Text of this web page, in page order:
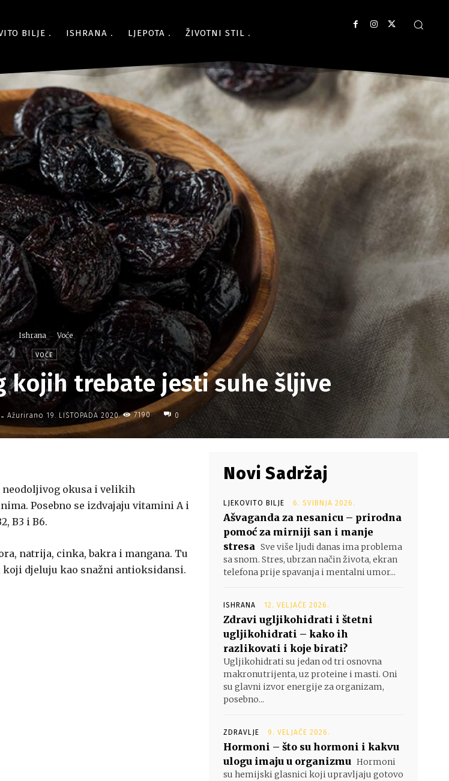
BILJE ISHRANA LJEPOTA ŽIVOTNI STIL
Ishrana Voće
VOĆE
kojih trebate jesti suhe šljive
- Ažurirano 19. LISTOPADA 2020. 7190 0
okusa i velikih
Posebno se izdvajaju vitamini A i
B3 i B6.
natrija, cinka, bakra i mangana. Tu
djeluju kao snažni antioksidansi.
Novi Sadržaj
LJEKOVITO BILJE 6. SVIBNJA 2026.
Ašvaganda za nesanicu – prirodna
pomoć za mirniji san i manje
stresa Sve više ljudi danas ima problema
sa snom. Stres, ubrzan način života, ekran
telefona prije spavanja i mentalni umor...
ISHRANA 12. VELJAČE 2026.
Zdravi ugljikohidrati i štetni
ugljikohidrati – kako ih
razlikovati i koje birati?
Ugljikohidrati su jedan od tri osnovna
makronutrijenta, uz proteine i masti. Oni
su glavni izvor energije za organizam,
posebno...
ZDRAVLJE 9. VELJAČE 2026.
Hormoni – što su hormoni i kakvu
ulogu imaju u organizmu Hormoni
su hemijski glasnici koji upravljaju gotovo